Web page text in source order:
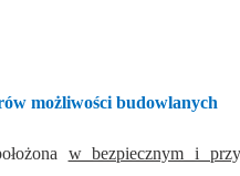
możliwości budowlanych
w bezpiecznym i